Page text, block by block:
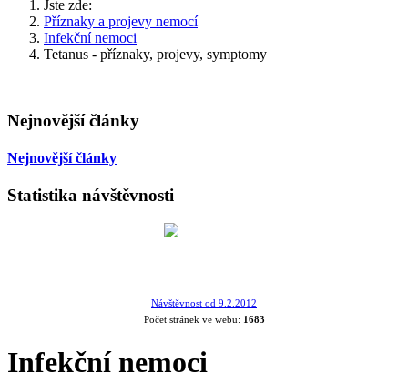
Jste zde:
Příznaky a projevy nemocí
Infekční nemoci
Tetanus - příznaky, projevy, symptomy
Nejnovější články
Nejnovější články
Statistika návštěvnosti
Návštěvnost od 9.2.2012
Počet stránek ve webu: 1683
Infekční nemoci